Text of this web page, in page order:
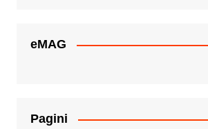
eMAG
Pagini